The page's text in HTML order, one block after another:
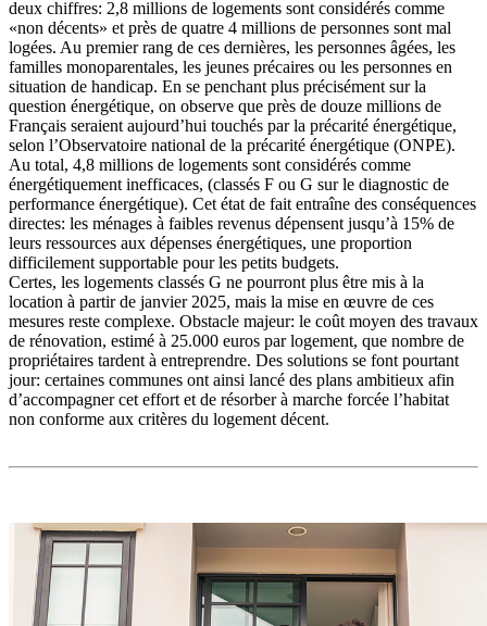
deux chiffres: 2,8 millions de logements sont considérés comme
«non décents» et près de quatre 4 millions de personnes sont mal
logées. Au premier rang de ces dernières, les personnes âgées, les
familles monoparentales, les jeunes précaires ou les personnes en
situation de handicap. En se penchant plus précisément sur la
question énergétique, on observe que près de douze millions de
Français seraient aujourd’hui touchés par la précarité énergétique,
selon l’Observatoire national de la précarité énergétique (ONPE).
Au total, 4,8 millions de logements sont considérés comme
énergétiquement inefficaces, (classés F ou G sur le diagnostic de
performance énergétique). Cet état de fait entraîne des conséquences
directes: les ménages à faibles revenus dépensent jusqu’à 15% de
leurs ressources aux dépenses énergétiques, une proportion
difficilement supportable pour les petits budgets.
Certes, les logements classés G ne pourront plus être mis à la
location à partir de janvier 2025, mais la mise en œuvre de ces
mesures reste complexe. Obstacle majeur: le coût moyen des travaux
de rénovation, estimé à 25.000 euros par logement, que nombre de
propriétaires tardent à entreprendre. Des solutions se font pourtant
jour: certaines communes ont ainsi lancé des plans ambitieux afin
d’accompagner cet effort et de résorber à marche forcée l’habitat
non conforme aux critères du logement décent.